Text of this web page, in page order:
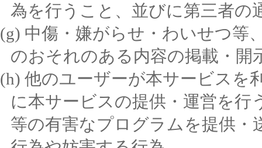
為を行うこと、並びに第三者の
中傷・嫌がらせ・わいせつ等
のおそれのある内容の掲載・開
他のユーザーが本サービスを
に本サービスの提供・運営を
等の有害なプログラムを提供